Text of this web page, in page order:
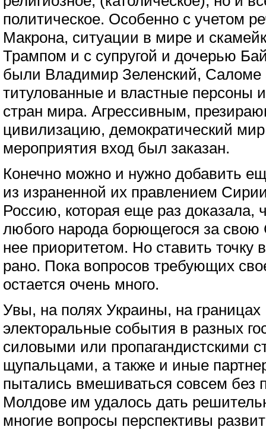
политическое. Особенно с учетом
Макрона, ситуации в мире и
Трампом и с супругой и дочерью
были Владимир Зеленский, Саломе
титулованные и властные персоны
стран мира. Агрессивным,
цивилизацию, демократический
мероприятия вход был заказан.
Конечно можно и нужно добавить
из израненной их правлением
Россию, которая еще раз доказала,
любого народа борющегося за свою
нее приоритетом. Но ставить точку
рано. Пока вопросов требующих
остается очень много.
Увы, на полях Украины, на
электоральные события в разных
силовыми или пропагандистскими
щупальцами, а также и иные
пытались вмешиваться совсем без
Молдове им удалось дать
многие вопросы перспективы